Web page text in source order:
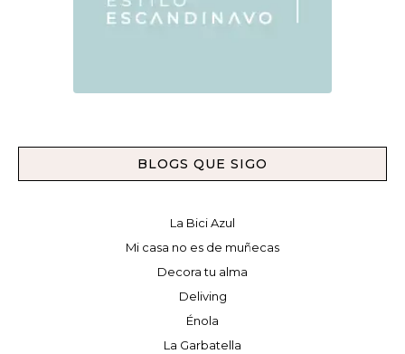
BLOGS QUE SIGO
La Bici Azul
Mi casa no es de muñecas
Decora tu alma
Deliving
Énola
La Garbatella